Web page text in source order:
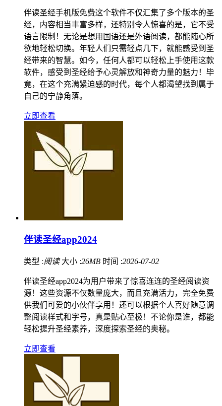
伴读圣经手机版免费这个软件不仅汇集了多个版本的圣
经，内容相当丰富多样，还特别令人惊喜的是，它不受
语言限制！无论是想用国语还是外语阅读，都能随心所
欲地轻松切换。年轻人们只需轻点几下，就能感受到圣
经带来的智慧。如今，任何人都可以轻松上手使用这款
软件，感受到圣经给予心灵解放和神奇力量的魅力！毕
竟，在这个充满紧迫感的时代，每个人都渴望找到属于
自己的宁静角落。
立即查看
伴读圣经app2024
类型 :阅读 大小 :26MB 时间 :2026-07-02
伴读圣经app2024为用户带来了惊喜连连的圣经阅读资
源！这些资源不仅数量庞大，而且充满活力，完全免费
供我们可爱的小伙伴享用！还可以根据个人喜好随意调
整阅读样式和字号，真是贴心至极！不论你是谁，都能
轻松提升圣经素养，深度探索圣经的奥秘。
立即查看